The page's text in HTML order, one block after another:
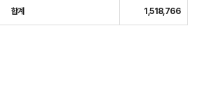
합계 1,518,766